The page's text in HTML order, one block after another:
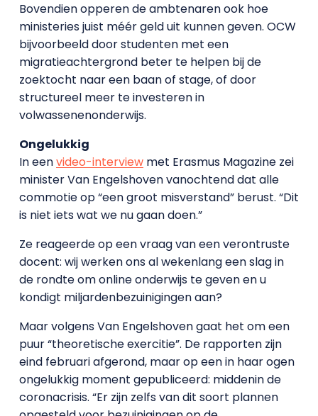
Bovendien opperen de ambtenaren ook hoe
ministeries juist méér geld uit kunnen geven. OCW
bijvoorbeeld door studenten met een
migratieachtergrond beter te helpen bij de
zoektocht naar een baan of stage, of door
structureel meer te investeren in
volwassenenonderwijs.
Ongelukkig
In eenvideo-interviewmet Erasmus Magazine zei
minister Van Engelshoven vanochtend dat alle
commotie op “een groot misverstand” berust. “Dit
is niet iets wat we nu gaan doen.”
Ze reageerde op een vraag van een verontruste
docent: wij werken ons al wekenlang een slag in
de rondte om online onderwijs te geven en u
kondigt miljardenbezuinigingen aan?
Maar volgens Van Engelshoven gaat het om een
puur “theoretische exercitie”. De rapporten zijn
eind februari afgerond, maar op een in haar ogen
ongelukkig moment gepubliceerd: middenin de
coronacrisis. “Er zijn zelfs van dit soort plannen